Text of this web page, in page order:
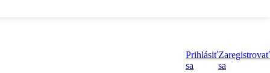
Prihlásiť
sa
Zaregistrovať
sa